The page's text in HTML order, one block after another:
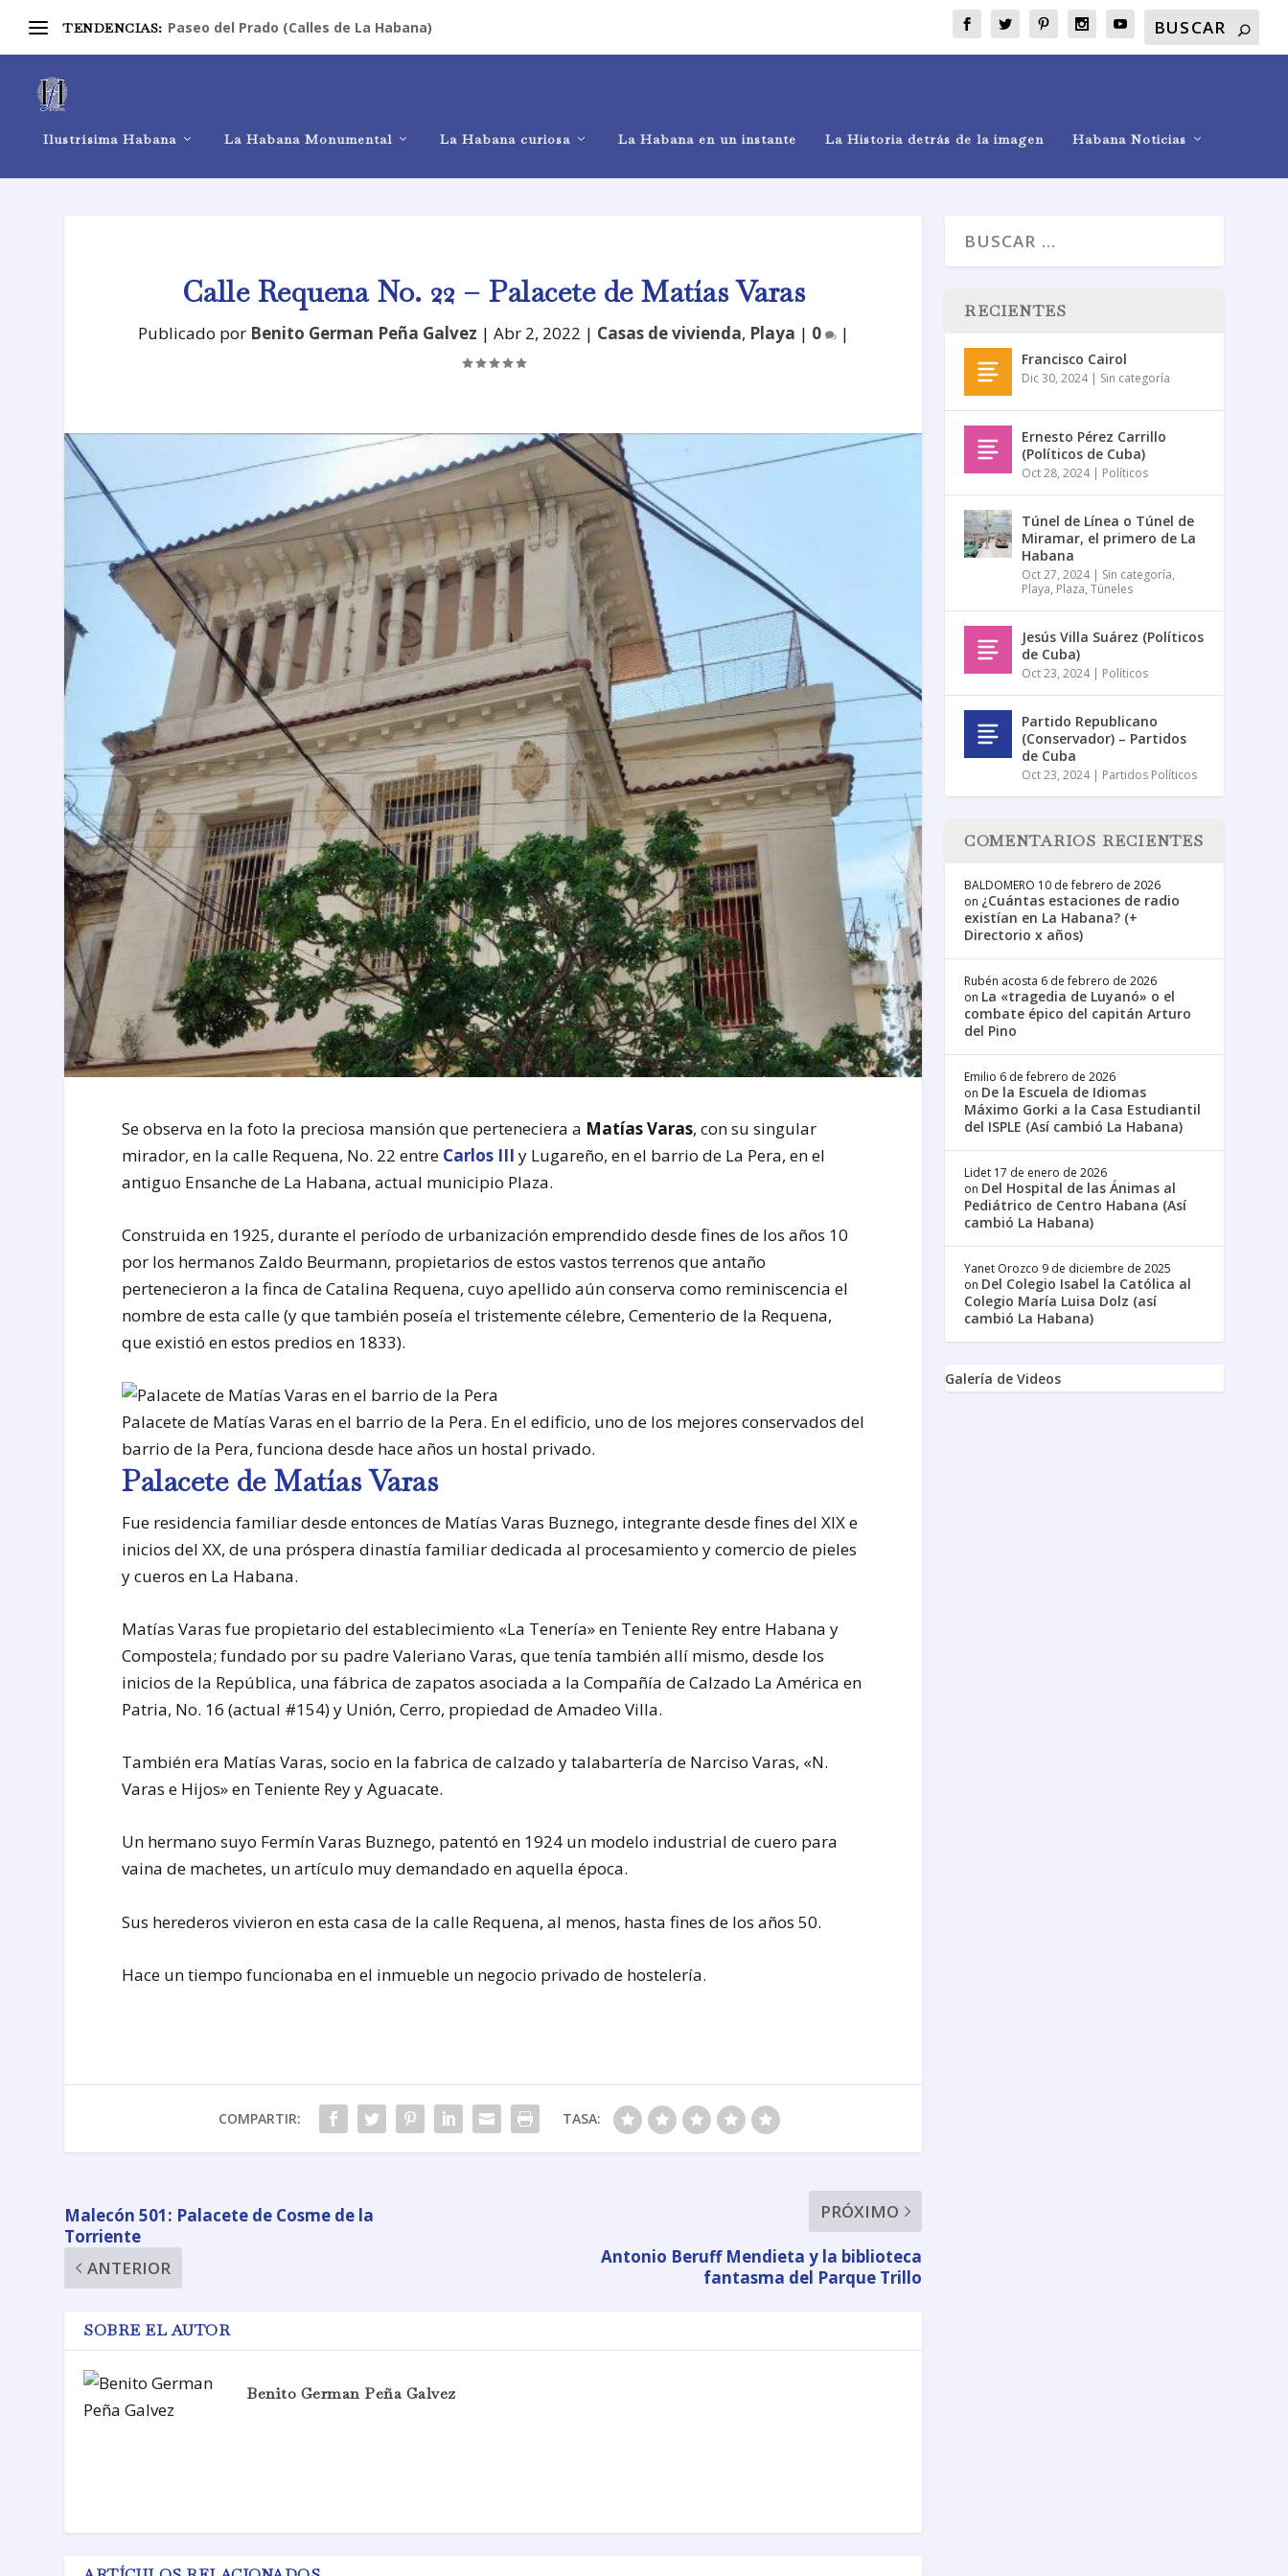
TENDENCIAS: Paseo del Prado (Calles de La Habana)
Ilustrísima Habana La Habana Monumental La Habana curiosa La Habana en un instante La Historia detrás de la imagen Habana Noticias
Calle Requena No. 22 – Palacete de Matías Varas
Publicado por Benito German Peña Galvez | Abr 2, 2022 | Casas de vivienda, Playa | 0 |
Se observa en la foto la preciosa mansión que perteneciera a Matías Varas, con su singular
mirador, en la calle Requena, No. 22 entre Carlos III y Lugareño, en el barrio de La Pera, en el
antiguo Ensanche de La Habana, actual municipio Plaza.
Construida en 1925, durante el período de urbanización emprendido desde fines de los años 10
por los hermanos Zaldo Beurmann, propietarios de estos vastos terrenos que antaño
pertenecieron a la finca de Catalina Requena, cuyo apellido aún conserva como reminiscencia el
nombre de esta calle (y que también poseía el tristemente célebre, Cementerio de la Requena,
que existió en estos predios en 1833).
Palacete de Matías Varas en el barrio de la Pera. En el edificio, uno de los mejores conservados del
barrio de la Pera, funciona desde hace años un hostal privado.
Palacete de Matías Varas
Fue residencia familiar desde entonces de Matías Varas Buznego, integrante desde fines del XIX e
inicios del XX, de una próspera dinastía familiar dedicada al procesamiento y comercio de pieles
y cueros en La Habana.
Matías Varas fue propietario del establecimiento «La Tenería» en Teniente Rey entre Habana y
Compostela; fundado por su padre Valeriano Varas, que tenía también allí mismo, desde los
inicios de la República, una fábrica de zapatos asociada a la Compañía de Calzado La América en
Patria, No. 16 (actual #154) y Unión, Cerro, propiedad de Amadeo Villa.
También era Matías Varas, socio en la fabrica de calzado y talabartería de Narciso Varas, «N.
Varas e Hijos» en Teniente Rey y Aguacate.
Un hermano suyo Fermín Varas Buznego, patentó en 1924 un modelo industrial de cuero para
vaina de machetes, un artículo muy demandado en aquella época.
Sus herederos vivieron en esta casa de la calle Requena, al menos, hasta fines de los años 50.
Hace un tiempo funcionaba en el inmueble un negocio privado de hostelería.
COMPARTIR: TASA:
Malecón 501: Palacete de Cosme de la
Torriente
ANTERIOR
PRÓXIMO
Antonio Beruff Mendieta y la biblioteca
fantasma del Parque Trillo
SOBRE EL AUTOR
Benito German Peña Galvez
RECIENTES
Francisco Cairol
Dic 30, 2024| Sin categoría
Ernesto Pérez Carrillo
(Políticos de Cuba)
Oct 28, 2024| Políticos
Túnel de Línea o Túnel de
Miramar, el primero de La
Habana
Oct 27, 2024| Sin categoría,
Playa, Plaza,Túneles
Jesús Villa Suárez (Políticos
de Cuba)
Oct 23, 2024| Políticos
Partido Republicano
(Conservador) – Partidos
de Cuba
Oct 23, 2024| Partidos Políticos
COMENTARIOS RECIENTES
BALDOMERO 10 de febrero de 2026
on ¿Cuántas estaciones de radio
existían en La Habana? (+
Directorio x años)
Rubén acosta 6 de febrero de 2026
on La «tragedia de Luyanó» o el
combate épico del capitán Arturo
del Pino
Emilio 6 de febrero de 2026
on De la Escuela de Idiomas
Máximo Gorki a la Casa Estudiantil
del ISPLE (Así cambió La Habana)
Lidet 17 de enero de 2026
on Del Hospital de las Ánimas al
Pediátrico de Centro Habana (Así
cambió La Habana)
Yanet Orozco 9 de diciembre de 2025
on Del Colegio Isabel la Católica al
Colegio María Luisa Dolz (así
cambió La Habana)
Galería de Videos